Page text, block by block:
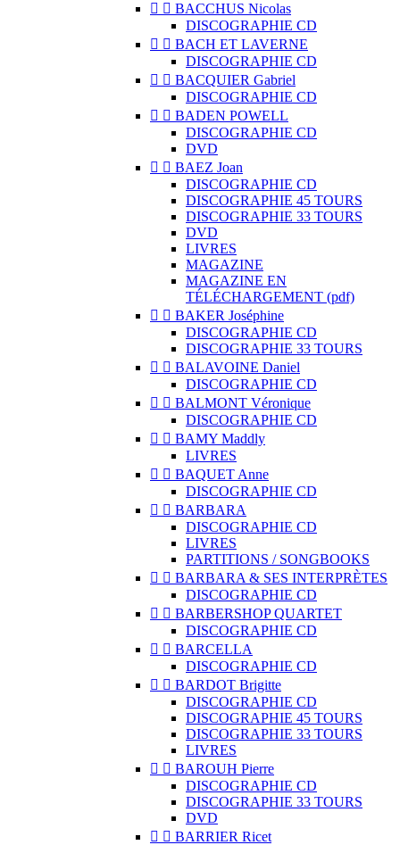
  BACCHUS Nicolas
DISCOGRAPHIE CD
  BACH ET LAVERNE
DISCOGRAPHIE CD
  BACQUIER Gabriel
DISCOGRAPHIE CD
  BADEN POWELL
DISCOGRAPHIE CD
DVD
  BAEZ Joan
DISCOGRAPHIE CD
DISCOGRAPHIE 45 TOURS
DISCOGRAPHIE 33 TOURS
DVD
LIVRES
MAGAZINE
MAGAZINE EN
TÉLÉCHARGEMENT (pdf)
  BAKER Joséphine
DISCOGRAPHIE CD
DISCOGRAPHIE 33 TOURS
  BALAVOINE Daniel
DISCOGRAPHIE CD
  BALMONT Véronique
DISCOGRAPHIE CD
  BAMY Maddly
LIVRES
  BAQUET Anne
DISCOGRAPHIE CD
  BARBARA
DISCOGRAPHIE CD
LIVRES
PARTITIONS / SONGBOOKS
  BARBARA & SES INTERPRÈTES
DISCOGRAPHIE CD
  BARBERSHOP QUARTET
DISCOGRAPHIE CD
  BARCELLA
DISCOGRAPHIE CD
  BARDOT Brigitte
DISCOGRAPHIE CD
DISCOGRAPHIE 45 TOURS
DISCOGRAPHIE 33 TOURS
LIVRES
  BAROUH Pierre
DISCOGRAPHIE CD
DISCOGRAPHIE 33 TOURS
DVD
  BARRIER Ricet